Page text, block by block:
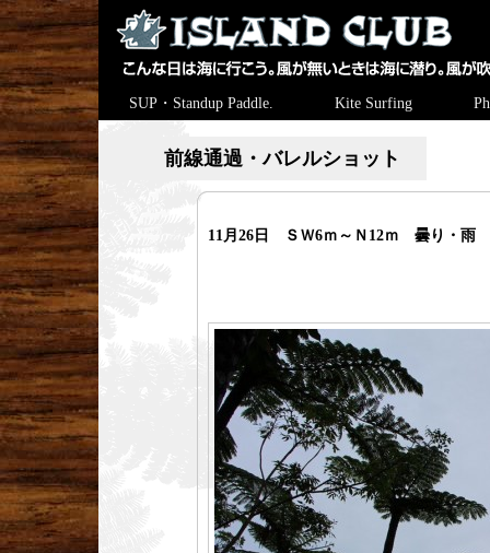
SUP・Standup Paddle. Kite Surfing
前線通過・バレルショット
11月26日 ＳＷ6ｍ～Ｎ12ｍ 曇り・